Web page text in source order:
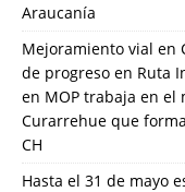
Araucanía
Mejoramiento vial en
de progreso en Ruta
en MOP trabaja en
Curarrehue que
CH
Hasta el 31 de mayo